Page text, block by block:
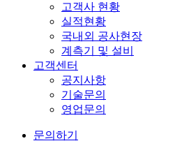
고객사 현황
실적현황
국내외 공사현장
계측기 및 설비
고객센터
공지사항
기술문의
영업문의
문의하기